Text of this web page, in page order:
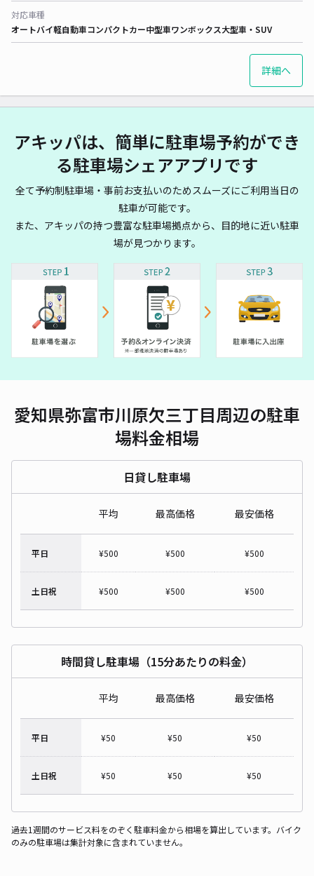
対応車種
オートバイ軽自動車コンパクトカー中型車ワンボックス大型車・SUV
詳細へ
アキッパは、簡単に駐車場予約ができ
る駐車場シェアアプリです
全て予約制駐車場・事前お支払いのためスムーズにご利用当日の
駐車が可能です。
また、アキッパの持つ豊富な駐車場拠点から、目的地に近い駐車
場が見つかります。
愛知県弥富市川原欠三丁目周辺の駐車
場料金相場
日貸し駐車場
平均 最高価格 最安価格
平日 ¥500 ¥500 ¥500
土日祝 ¥500 ¥500 ¥500
時間貸し駐車場（15分あたりの料金）
平均 最高価格 最安価格
平日 ¥50 ¥50 ¥50
土日祝 ¥50 ¥50 ¥50
過去1週間のサービス料をのぞく駐車料金から相場を算出しています。バイク
のみの駐車場は集計対象に含まれていません。